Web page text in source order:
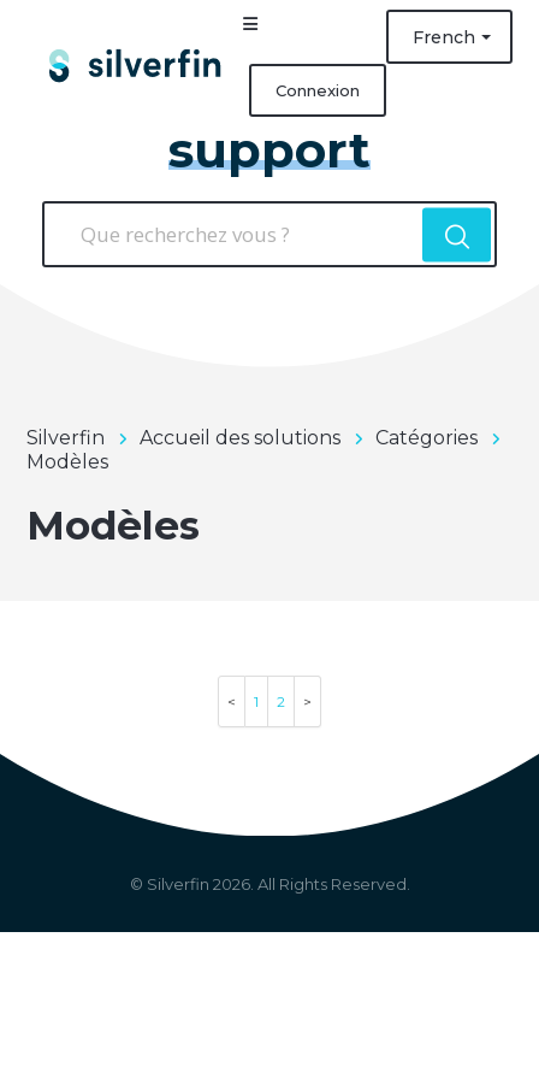
French
Connexion
support
Silverfin Accueil des solutions
Catégories
Modèles
Modèles
1 2
© Silverfin 2026. All Rights Reserved.